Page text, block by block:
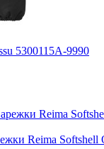
5300115A-9990
Reima Softshell